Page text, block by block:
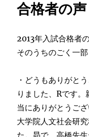
合格者の声
2013年入試合格者
そのうちのごく一部
・どうもありがと
りました、Rです
当にありがとうご
大学院人文社会研